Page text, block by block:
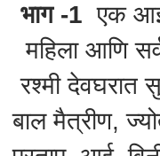
भाग -1 एक
महिला आणि
रश्मी
बाल मैत्रीण,